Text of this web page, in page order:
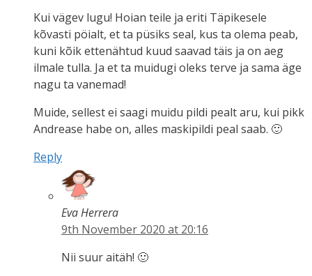
Kui vägev lugu! Hoian teile ja eriti Täpikesele
kõvasti pöialt, et ta püsiks seal, kus ta olema peab,
kuni kõik ettenähtud kuud saavad täis ja on aeg
ilmale tulla. Ja et ta muidugi oleks terve ja sama äge
nagu ta vanemad!
Muide, sellest ei saagi muidu pildi pealt aru, kui pikk
Andrease habe on, alles maskipildi peal saab. 🙂
Reply
Eva Herrera
9th November 2020 at 20:16
Nii suur aitäh! 🙂